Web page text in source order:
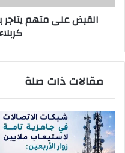
في
كربلاءالقبض على متهم يتاجر
مقالات ذات صلة